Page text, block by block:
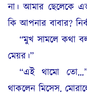
না। আমার ছেলেকে
কি আপনার বাবার?
“মুখ সামলে কথা
মেয়র।”
“এই থামো
থাকলেন মিসেস.